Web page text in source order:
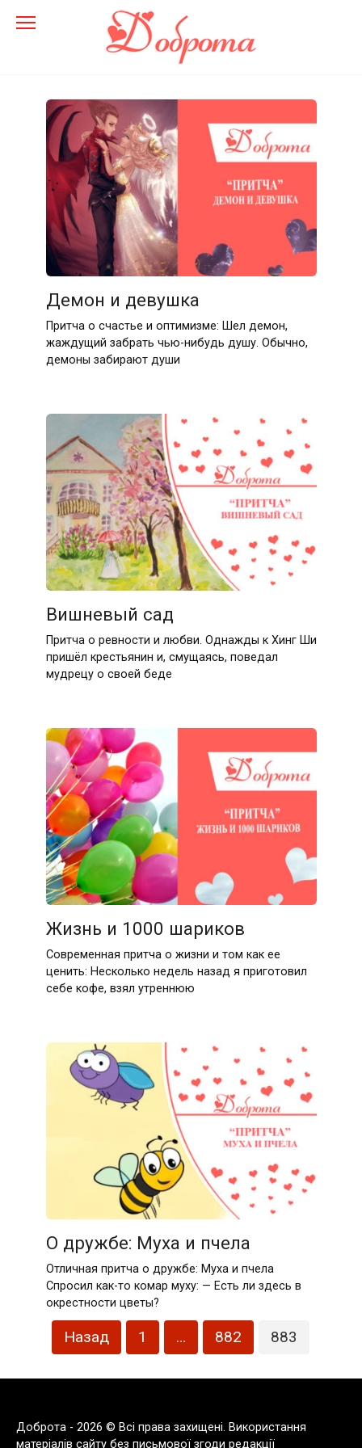
Демон и девушка
Притча о счастье и оптимизме: Шел демон,
жаждущий забрать чью-нибудь душу. Обычно,
демоны забирают души
Вишневый сад
Притча о ревности и любви. Однажды к Хинг Ши
пришёл крестьянин и, смущаясь, поведал
мудрецу о своей беде
Жизнь и 1000 шариков
Современная притча о жизни и том как ее
ценить: Несколько недель назад я приготовил
себе кофе, взял утреннюю
О дружбе: Муха и пчела
Отличная притча о дружбе: Муха и пчела
Спросил как-то комар муху: — Есть ли здесь в
окрестности цветы?
Пагінація
записів
Назад 1 … 882 883
Доброта - 2026 © Всі права захищені. Використання
матеріалів сайту без письмової згоди редакції